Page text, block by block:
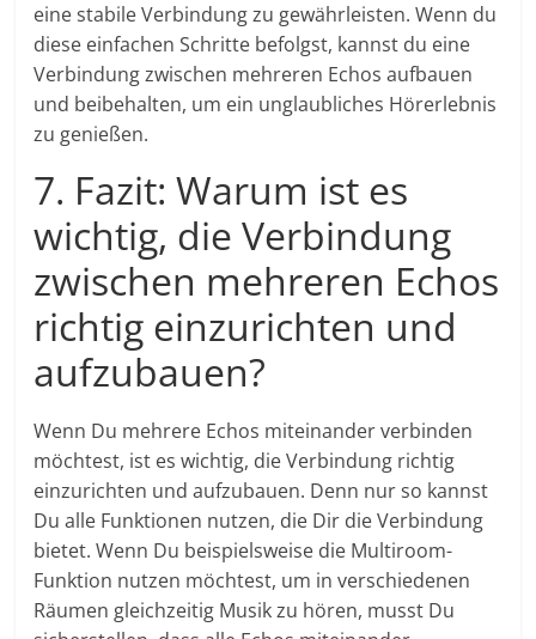
eine stabile Verbindung zu gewährleisten. Wenn du
diese einfachen Schritte befolgst, kannst du eine
Verbindung zwischen mehreren Echos aufbauen
und beibehalten, um ein unglaubliches Hörerlebnis
zu genießen.
7. Fazit: Warum ist es
wichtig, die Verbindung
zwischen mehreren Echos
richtig einzurichten und
aufzubauen?
Wenn Du mehrere Echos miteinander verbinden
möchtest, ist es wichtig, die Verbindung richtig
einzurichten und aufzubauen. Denn nur so kannst
Du alle Funktionen nutzen, die Dir die Verbindung
bietet. Wenn Du beispielsweise die Multiroom-
Funktion nutzen möchtest, um in verschiedenen
Räumen gleichzeitig Musik zu hören, musst Du